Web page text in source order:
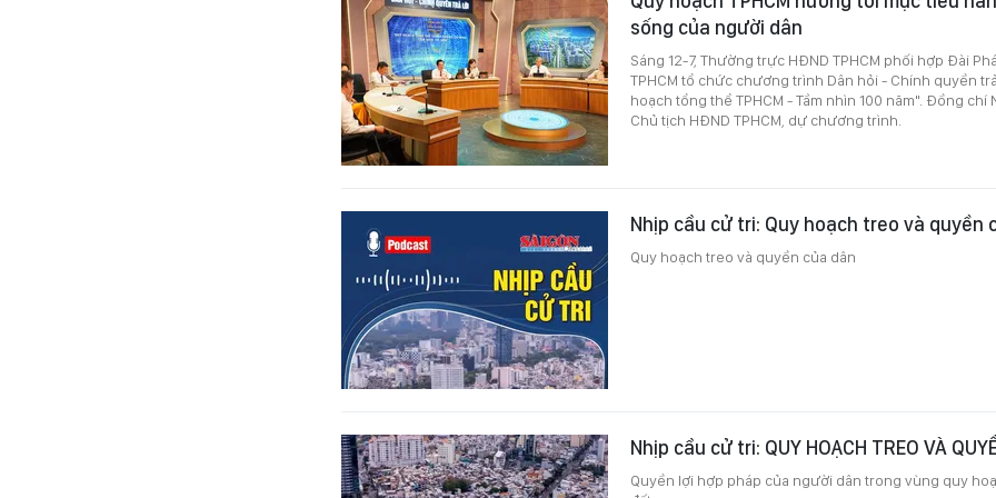
sống của người dân
Sáng 12-7, Thường trực HĐND TPHCM phối hợp Đài
TPHCM tổ chức chương trình Dân hỏi - Chính quyền
hoạch tổng thể TPHCM - Tầm nhìn 100 năm". Đồng chí
Chủ tịch HĐND TPHCM, dự chương trình.
Nhịp cầu cử tri: Quy hoạch treo và quyền
Quy hoạch treo và quyền của dân
Nhịp cầu cử tri: QUY HOẠCH TREO VÀ
Quyền lợi hợp pháp của người dân trong vùng quy